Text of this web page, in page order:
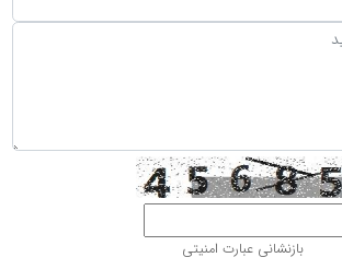
بازنشانی عبارت امنیتی